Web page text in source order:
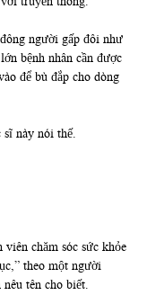
người gấp đôi như
bệnh nhân cần được
để bù đắp cho dòng
sĩ này nói thế.
chăm sóc sức khỏe
theo một người
tên cho biết.